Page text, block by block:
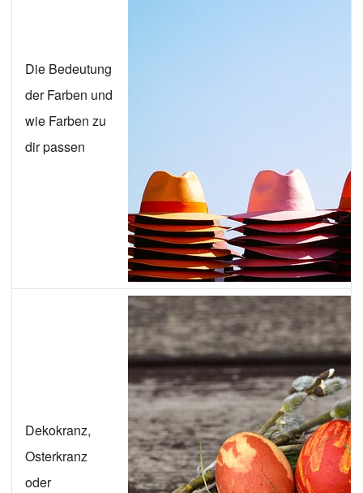
Die Bedeutung
der Farben und
wie Farben zu
dir passen
Dekokranz,
Osterkranz
oder